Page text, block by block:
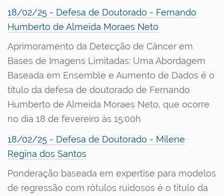
18/02/25 - Defesa de Doutorado - Fernando
Humberto de Almeida Moraes Neto
Aprimoramento da Detecção de Câncer em
Bases de Imagens Limitadas: Uma Abordagem
Baseada em Ensemble e Aumento de Dados é o
título da defesa de doutorado de Fernando
Humberto de Almeida Moraes Neto, que ocorre
no dia 18 de fevereiro às 15:00h
18/02/25 - Defesa de Doutorado - Milene
Regina dos Santos
Ponderação baseada em expertise para modelos
de regressão com rótulos ruidosos é o título da